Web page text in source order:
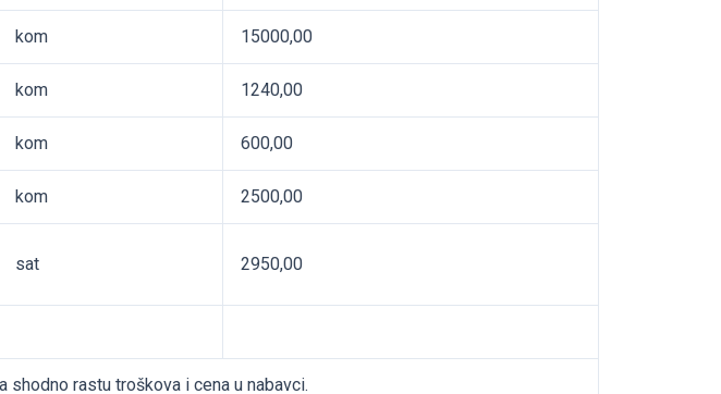
kom 15000,00
kom 1240,00
kom 600,00
kom 2500,00
sat 2950,00
shodno rastu troškova i cena u nabavci.